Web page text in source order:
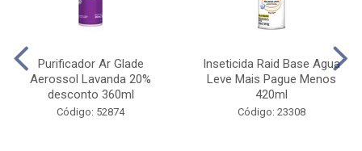
Purificador Ar Glade
Aerossol Lavanda 20%
desconto 360ml
Código: 52874
Inseticida Raid Base Agua
Leve Mais Pague Menos
420ml
Código: 23308